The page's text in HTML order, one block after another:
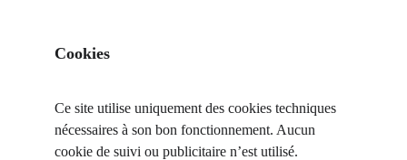
Cookies
Ce site utilise uniquement des cookies techniques
nécessaires à son bon fonctionnement. Aucun
cookie de suivi ou publicitaire n’est utilisé.